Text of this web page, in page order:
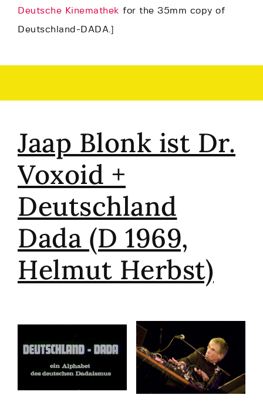
Deutsche Kinemathek for the 35mm copy of
Deutschland-DADA.]
Jaap Blonk ist Dr.
Voxoid +
Deutschland
Dada (D 1969,
Helmut Herbst)